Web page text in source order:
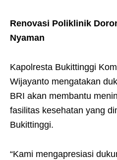
Renovasi Poliklinik
Nyaman
Kapolresta Bukittinggi
Wijayanto mengatakan
BRI akan membantu
fasilitas kesehatan yang
Bukittinggi.
“Kami mengapresiasi